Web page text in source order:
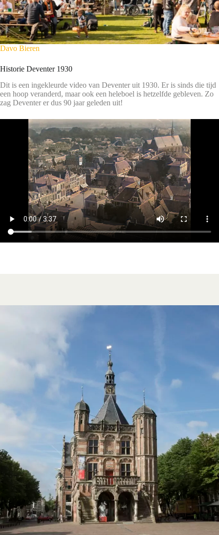
Davo Bieren
Historie Deventer 1930
Dit is een ingekleurde video van Deventer uit 1930. Er is sinds die tijd
een hoop veranderd, maar ook een heleboel is hetzelfde gebleven. Zo
zag Deventer er dus 90 jaar geleden uit!